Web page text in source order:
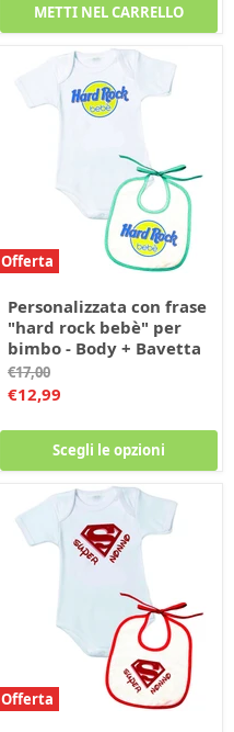
METTI NEL CARRELLO
Offerta
Personalizzata con frase
"hard rock bebè" per
bimbo - Body + Bavetta
Prezzo
originale
€17,00
Prezzo
€12,99
Scegli le opzioni
Offerta